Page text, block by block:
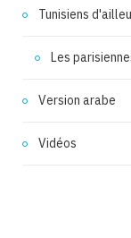
Tunisiens
Les
Version arabe
Vidéos